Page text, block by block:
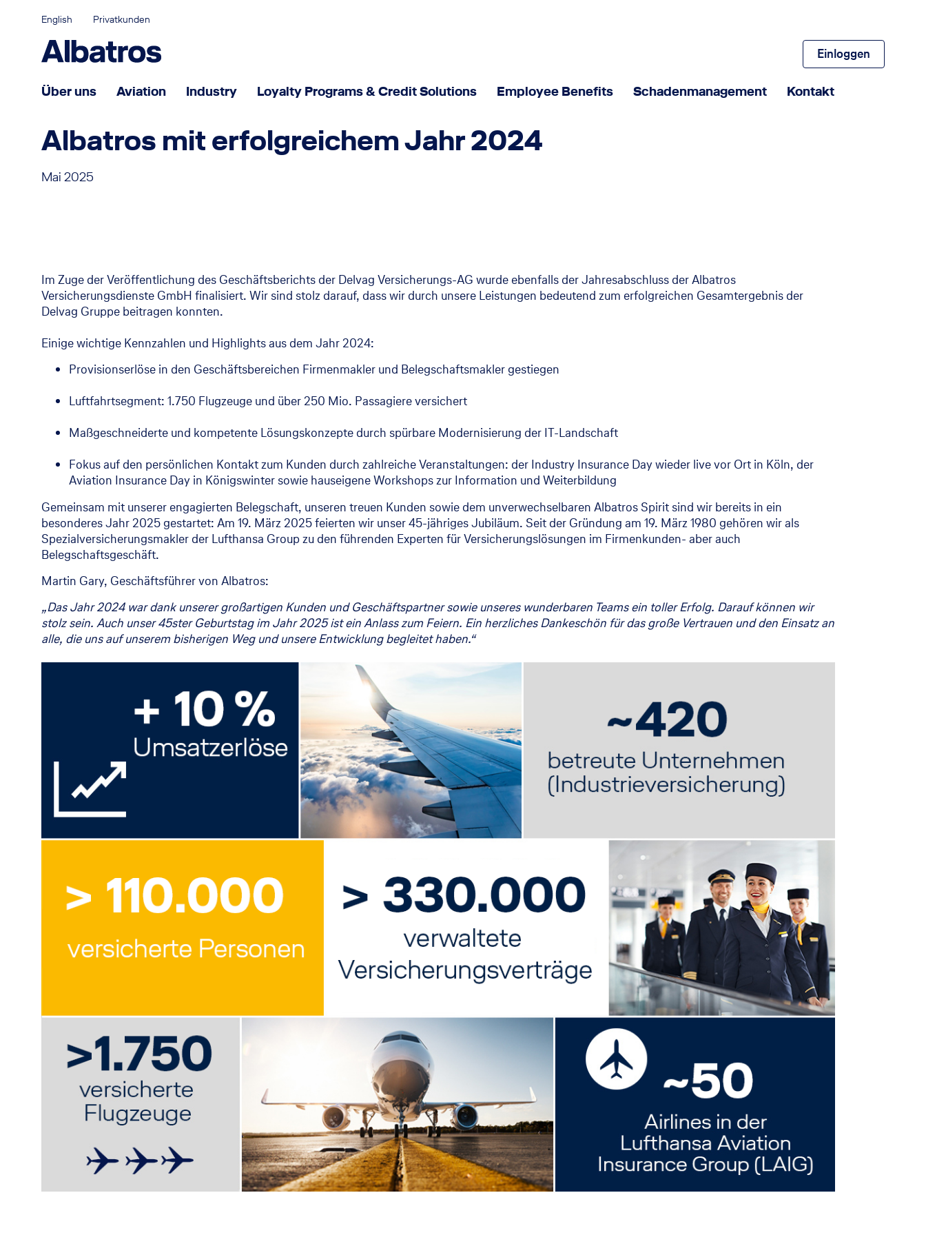
English Privatkunden
Einloggen
Über uns Aviation Industry Loyalty Programs & Credit Solutions Employee Benefits Schadenmanagement Kontakt
Partnerschaft für Erfolg Verantwortung
Albatros mit erfolgreichem Jahr 2024
Mai 2025
Im Zuge der Veröffentlichung des Geschäftsberichts der Delvag Versicherungs-AG wurde ebenfalls der Jahresabschluss der Albatros
Versicherungsdienste GmbH finalisiert. Wir sind stolz darauf, dass wir durch unsere Leistungen bedeutend zum erfolgreichen Gesamtergebnis der
Delvag Gruppe beitragen konnten.
Einige wichtige Kennzahlen und Highlights aus dem Jahr 2024:
Provisionserlöse in den Geschäftsbereichen Firmenmakler und Belegschaftsmakler gestiegen
Luftfahrtsegment: 1.750 Flugzeuge und über 250 Mio. Passagiere versichert
Maßgeschneiderte und kompetente Lösungskonzepte durch spürbare Modernisierung der IT-Landschaft
Fokus auf den persönlichen Kontakt zum Kunden durch zahlreiche Veranstaltungen: der Industry Insurance Day wieder live vor Ort in Köln, der
Aviation Insurance Day in Königswinter sowie hauseigene Workshops zur Information und Weiterbildung
Gemeinsam mit unserer engagierten Belegschaft, unseren treuen Kunden sowie dem unverwechselbaren Albatros Spirit sind wir bereits in ein
besonderes Jahr 2025 gestartet: Am 19. März 2025 feierten wir unser 45-jähriges Jubiläum. Seit der Gründung am 19. März 1980 gehören wir als
Spezialversicherungsmakler der Lufthansa Group zu den führenden Experten für Versicherungslösungen im Firmenkunden- aber auch
Belegschaftsgeschäft.
Martin Gary, Geschäftsführer von Albatros:
„Das Jahr 2024 war dank unserer großartigen Kunden und Geschäftspartner sowie unseres wunderbaren Teams ein toller Erfolg. Darauf können wir
stolz sein. Auch unser 45ster Geburtstag im Jahr 2025 ist ein Anlass zum Feiern. Ein herzliches Dankeschön für das große Vertrauen und den Einsatz an
alle, die uns auf unserem bisherigen Weg und unsere Entwicklung begleitet haben.“